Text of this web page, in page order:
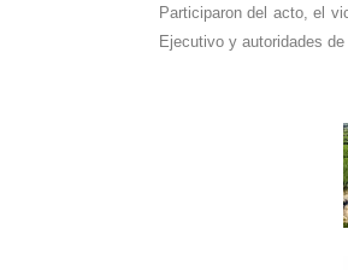
Participaron del acto, el
Ejecutivo y autoridades de